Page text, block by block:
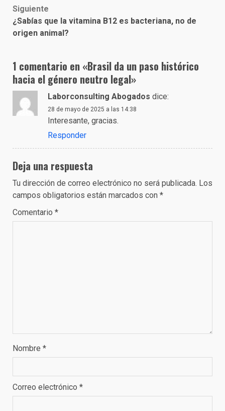
Siguiente
¿Sabías que la vitamina B12 es bacteriana, no de
origen animal?
1 comentario en «Brasil da un paso histórico
hacia el género neutro legal»
Laborconsulting Abogados dice:
28 de mayo de 2025 a las 14:38
Interesante, gracias.
Responder
Deja una respuesta
Tu dirección de correo electrónico no será publicada. Los
campos obligatorios están marcados con *
Comentario *
Nombre *
Correo electrónico *